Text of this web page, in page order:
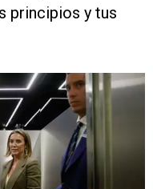
principios y tus